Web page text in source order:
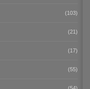
(103)
(21)
(17)
(55)